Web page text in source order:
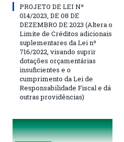
PROJETO DE LEI Nº
014/2023, DE 08 DE
DEZEMBRO DE 2023 (Altera o
Limite de Créditos adicionais
suplementares da Lei nº
716/2022, visando suprir
dotações orçamentárias
insuficientes e o
cumprimento da Lei de
Responsabilidade Fiscal e dá
outras providências)